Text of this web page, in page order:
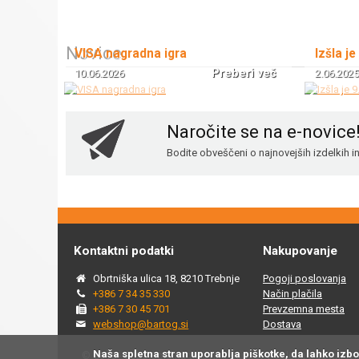
Novice
VISA nagradna igra
10.06.2026 Preberi več
Izšla
2.06.2025
Naročite se na e-novice!
Bodite obveščeni o najnovejših izdelkih
Kontaktni podatki
Obrtniška ulica 18, 8210 Trebnje
+386 7 34 35 330
+386 7 30 45 701
webshop@bartog.si
Nakupovanje
Pogoji poslovanja
Način plačila
Prevzemna mesta
Dostava
© 2015 - 2025 Spletna trgovina Bartog, v spletni trgovini
Naša spletna stran uporablja piškotke, da lahko